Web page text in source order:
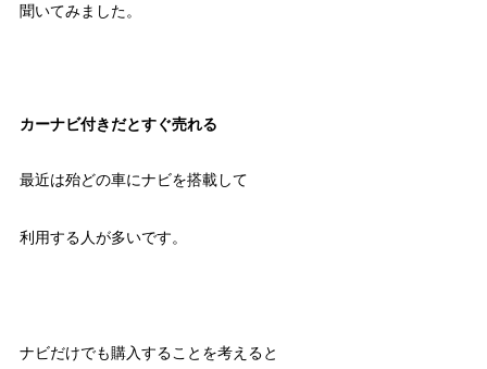
聞いてみました。
カーナビ付きだとすぐ売れる
最近は殆どの車にナビを搭載して
利用する人が多いです。
ナビだけでも購入することを考えると